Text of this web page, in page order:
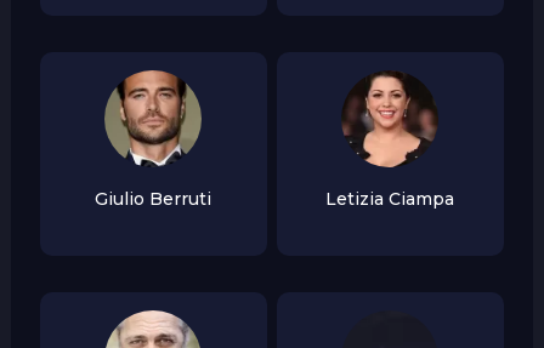
Giulio Berruti Letizia Ciampa